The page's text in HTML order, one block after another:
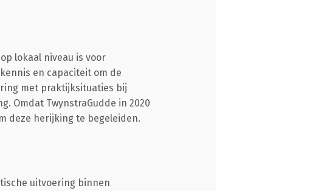
lokaal niveau is voor
en capaciteit om de
met praktijksituaties bij
Omdat TwynstraGudde in 2020
deze herijking te begeleiden.
uitvoering binnen